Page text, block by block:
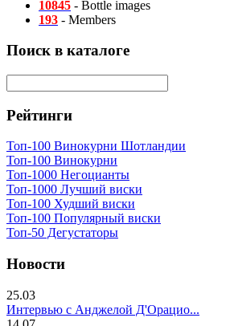
10845 - Bottle images
193 - Members
Поиск в каталоге
Рейтинги
Топ-100 Винокурни Шотландии
Топ-100 Винокурни
Топ-1000 Негоцианты
Топ-1000 Лучший виски
Топ-100 Худший виски
Топ-100 Популярный виски
Топ-50 Дегустаторы
Новости
25.03
Интервью с Анджелой Д'Орацио...